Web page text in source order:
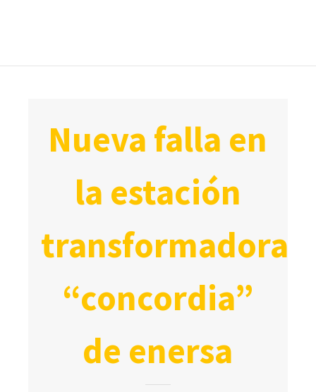
nueva falla en
la estación
transformadora
“concordia”
de enersa